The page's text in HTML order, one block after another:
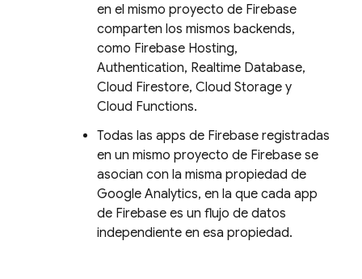
en el mismo proyecto de Firebase
comparten los mismos backends,
como Firebase Hosting,
Authentication, Realtime Database,
Cloud Firestore, Cloud Storage y
Cloud Functions.
Todas las apps de Firebase registradas
en un mismo proyecto de Firebase se
asocian con la misma propiedad de
Google Analytics, en la que cada app
de Firebase es un flujo de datos
independiente en esa propiedad.